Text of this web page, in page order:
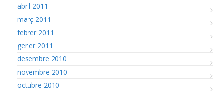
abril 2011
març 2011
febrer 2011
gener 2011
desembre 2010
novembre 2010
octubre 2010